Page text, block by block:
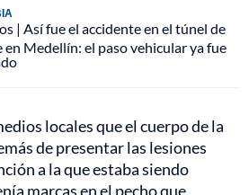
| Así fue el accidente en el túnel de
Medellín: el paso vehicular ya fue
locales que el cuerpo de la
de presentar las lesiones
a la que estaba siendo
marcas en el pecho que